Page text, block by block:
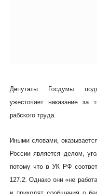
Депутаты Госдумы
ужесточает наказание за
рабского труда.
Иными словами,
России является делом,
потому что в УК РФ
127.2. Однако они «не